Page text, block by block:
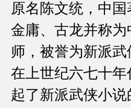
原名陈文统，中
金庸、古龙并称
师，被誉为新派武
在上世纪六七十
起了新派武侠小